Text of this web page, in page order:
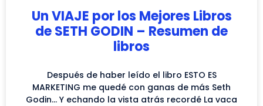
Un VIAJE por los Mejores Libros
de SETH GODIN – Resumen de
libros
Después de haber leído el libro ESTO ES
MARKETING me quedé con ganas de más Seth
Godin… Y echando la vista atrás recordé La vaca